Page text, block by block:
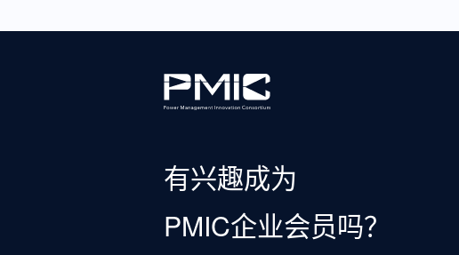
有兴趣成为
PMIC企业会员吗？